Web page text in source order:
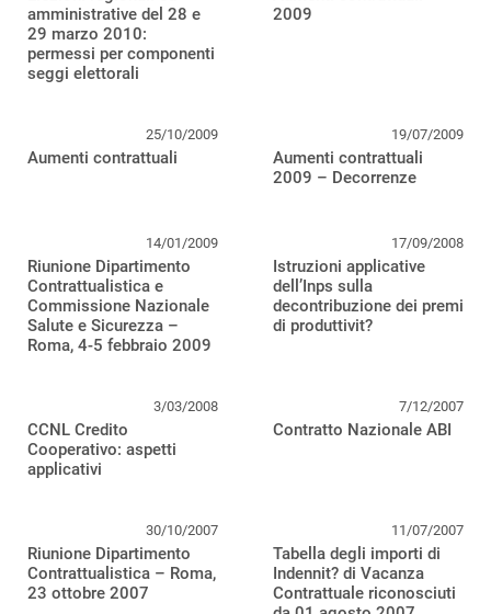
amministrative del 28 e
29 marzo 2010:
permessi per componenti
seggi elettorali
2009
25/10/2009
Aumenti contrattuali
19/07/2009
Aumenti contrattuali
2009 – Decorrenze
14/01/2009
Riunione Dipartimento
Contrattualistica e
Commissione Nazionale
Salute e Sicurezza –
Roma, 4-5 febbraio 2009
17/09/2008
Istruzioni applicative
dell’Inps sulla
decontribuzione dei premi
di produttivit?
3/03/2008
CCNL Credito
Cooperativo: aspetti
applicativi
7/12/2007
Contratto Nazionale ABI
30/10/2007
Riunione Dipartimento
Contrattualistica – Roma,
23 ottobre 2007
11/07/2007
Tabella degli importi di
Indennit? di Vacanza
Contrattuale riconosciuti